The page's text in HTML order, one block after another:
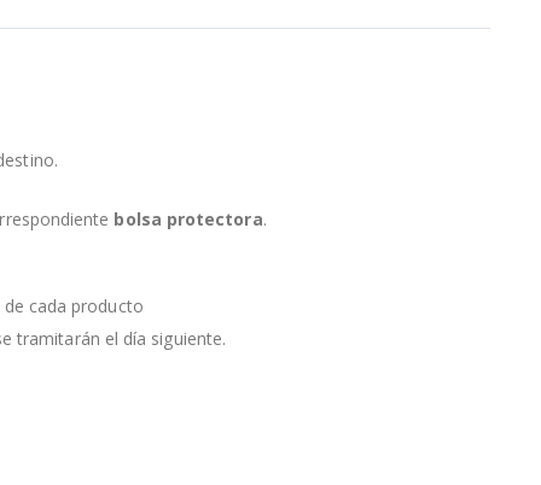
bolsa protectora.
cada producto
tramitarán el día siguiente.